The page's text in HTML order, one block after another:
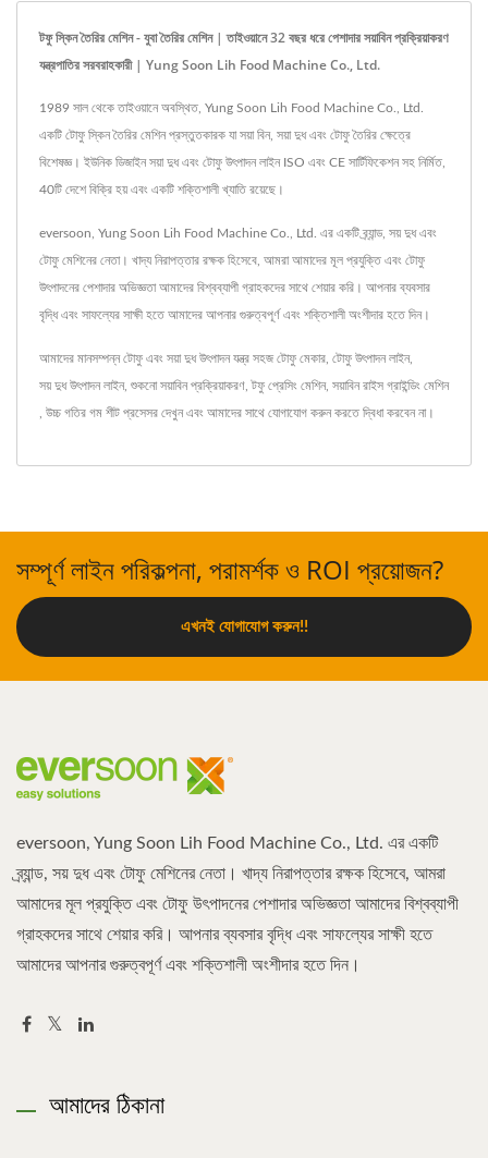
টফু স্কিন তৈরির মেশিন - যুবা তৈরির মেশিন | তাইওয়ানে 32 বছর ধরে পেশাদার সয়াবিন প্রক্রিয়াকরণ
যন্ত্রপাতির সরবরাহকারী | Yung Soon Lih Food Machine Co., Ltd.
1989 সাল থেকে তাইওয়ানে অবস্থিত, Yung Soon Lih Food Machine Co., Ltd.
একটি টোফু স্কিন তৈরির মেশিন প্রস্তুতকারক যা সয়া বিন, সয়া দুধ এবং টোফু তৈরির ক্ষেত্রে
বিশেষজ্ঞ। ইউনিক ডিজাইন সয়া দুধ এবং টোফু উৎপাদন লাইন ISO এবং CE সার্টিফিকেশন সহ নির্মিত,
40টি দেশে বিক্রি হয় এবং একটি শক্তিশালী খ্যাতি রয়েছে।
eversoon, Yung Soon Lih Food Machine Co., Ltd. এর একটি ব্র্যান্ড, সয় দুধ এবং
টোফু মেশিনের নেতা। খাদ্য নিরাপত্তার রক্ষক হিসেবে, আমরা আমাদের মূল প্রযুক্তি এবং টোফু
উৎপাদনের পেশাদার অভিজ্ঞতা আমাদের বিশ্বব্যাপী গ্রাহকদের সাথে শেয়ার করি। আপনার ব্যবসার
বৃদ্ধি এবং সাফল্যের সাক্ষী হতে আমাদের আপনার গুরুত্বপূর্ণ এবং শক্তিশালী অংশীদার হতে দিন।
আমাদের মানসম্পন্ন টোফু এবং সয়া দুধ উৎপাদন যন্ত্র সহজ টোফু মেকার টোফু উৎপাদন লাইন,
সয় দুধ উৎপাদন লাইন, শুকনো সয়াবিন প্রক্রিয়াকরণ ,টফু প্রেসিং মেশিন, সয়াবিন রাইস গ্রাইন্ডিং মেশিন
উচ্চ গতির গম শীট প্রসেসর দেখুন এবং আমাদের সাথে যোগাযোগ করুনকরতে দ্বিধা করবেন না।
সম্পূর্ণ লাইন পরিকল্পনা, পরামর্শক ও ROI প্রয়োজন?
এখনই যোগাযোগ করুন!!
eversoon, Yung Soon Lih Food Machine Co., Ltd. এর একটি
ব্র্যান্ড, সয় দুধ এবং টোফু মেশিনের নেতা। খাদ্য নিরাপত্তার রক্ষক হিসেবে, আমরা
আমাদের মূল প্রযুক্তি এবং টোফু উৎপাদনের পেশাদার অভিজ্ঞতা আমাদের বিশ্বব্যাপী
গ্রাহকদের সাথে শেয়ার করি। আপনার ব্যবসার বৃদ্ধি এবং সাফল্যের সাক্ষী হতে
আমাদের আপনার গুরুত্বপূর্ণ এবং শক্তিশালী অংশীদার হতে দিন।
আমাদের ঠিকানা